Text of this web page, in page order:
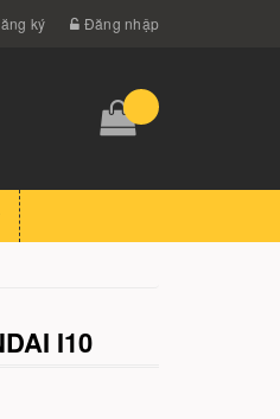
ký Đăng nhập
I10